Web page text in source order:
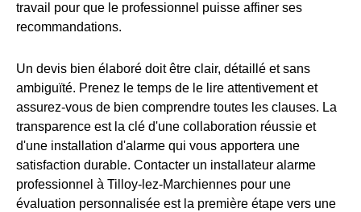
travail pour que le professionnel puisse affiner ses
recommandations.
Un devis bien élaboré doit être clair, détaillé et sans
ambiguïté. Prenez le temps de le lire attentivement et
assurez-vous de bien comprendre toutes les clauses. La
transparence est la clé d'une collaboration réussie et
d'une installation d'alarme qui vous apportera une
satisfaction durable. Contacter un installateur alarme
professionnel à Tilloy-lez-Marchiennes pour une
évaluation personnalisée est la première étape vers une